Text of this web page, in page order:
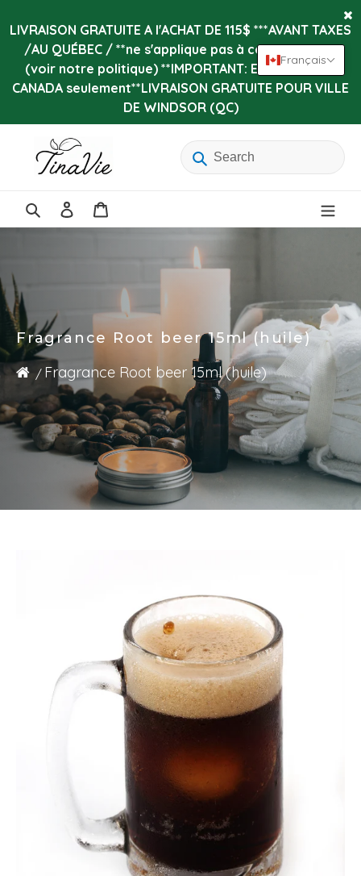
au
contenu
LIVRAISON GRATUITE A l'ACHAT DE 115$ ***AVANT TAXES
/AU QUÉBEC / **ne s'applique pas à certains items
(voir notre politique) **IMPORTANT: Expédition au
CANADA seulement**LIVRAISON GRATUITE POUR VILLE
DE WINDSOR (QC)
Rechercherconnecter
Fragrance Root beer 15ml (huile)
Fragrance Root beer 15ml (huile)
Français